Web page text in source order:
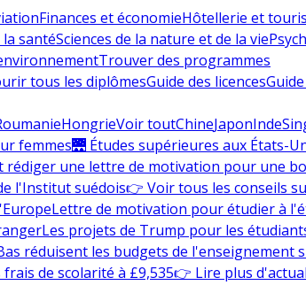
Finances et économieHôtellerie et
la santéSciences de la nature et de la vie
Trouver des programmes
tous les diplômesGuide des licences
HongrieVoir toutChineJaponInde
femmes🌉 Études supérieures aux États-
rédiger une lettre de motivation pour une
l'Institut suédois👉 Voir tous les conseils
Lettre de motivation pour étudier à
Les projets de Trump pour les
réduisent les budgets de l'enseignement
de scolarité à £9,535👉 Lire plus